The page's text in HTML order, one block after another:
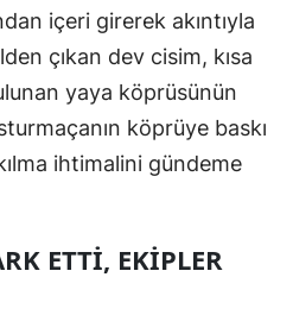
içeri girerek akıntıyla
çıkan dev cisim, kısa
yaya köprüsünün
köprüye baskı
ihtimalini gündeme
ETTİ, EKİPLER